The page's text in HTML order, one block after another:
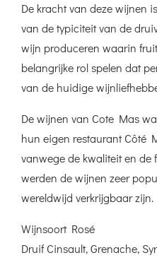
De kracht van deze wijnen
van de typiciteit van de
wijn produceren waarin
belangrijke rol spelen dat
van de huidige
De wijnen van Cote Mas
hun eigen restaurant Côté
vanwege de kwaliteit en de
werden de wijnen zeer
wereldwijd verkrijgbaar zijn.
Wijnsoort Rosé
Druif Cinsault, Grenache,